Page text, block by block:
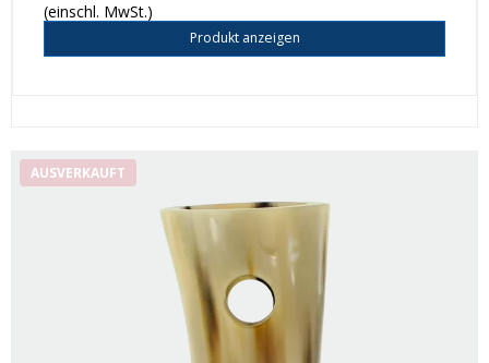
(einschl. MwSt.)
Produkt anzeigen
AUSVERKAUFT